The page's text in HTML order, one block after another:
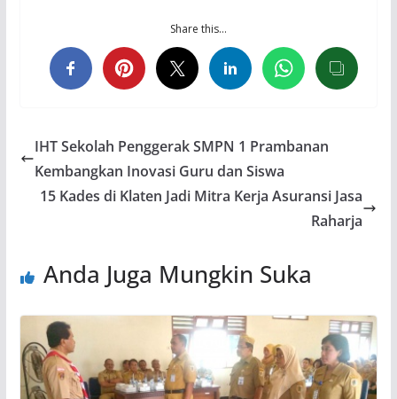
Share this…
IHT Sekolah Penggerak SMPN 1 Prambanan
Kembangkan Inovasi Guru dan Siswa
15 Kades di Klaten Jadi Mitra Kerja Asuransi Jasa
Raharja
Anda Juga Mungkin Suka